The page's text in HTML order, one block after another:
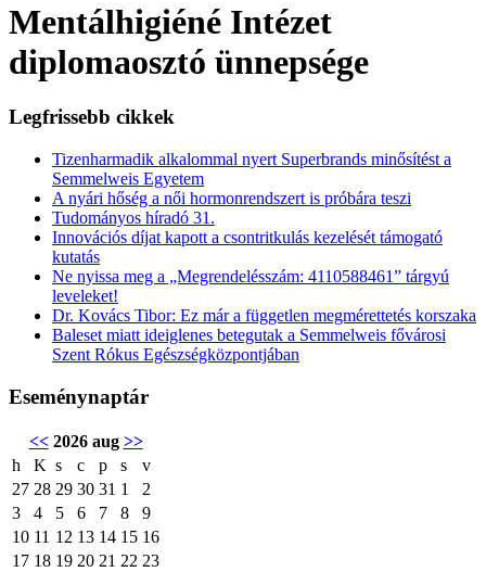
Mentálhigiéné Intézet
diplomaosztó ünnepsége
Legfrissebb cikkek
Tizenharmadik alkalommal nyert Superbrands minősítést a
Semmelweis Egyetem
A nyári hőség a női hormonrendszert is próbára teszi
Tudományos híradó 31.
Innovációs díjat kapott a csontritkulás kezelését támogató
kutatás
Ne nyissa meg a „Megrendelésszám: 4110588461” tárgyú
leveleket!
Dr. Kovács Tibor: Ez már a független megmérettetés korszaka
Baleset miatt ideiglenes betegutak a Semmelweis fővárosi
Szent Rókus Egészségközpontjában
Eseménynaptár
<<2026 aug >>
h
K s c p s
v
27 28 29 30 31 1
2
3
4 5 6 7 8
9
10 11 12 13 14 15 16
17 18 19 20 21 22 23